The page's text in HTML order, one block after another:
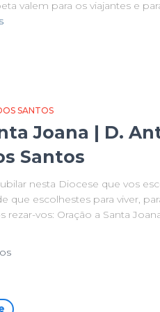
valem para os viajantes e
SANTOS
Joana | D.
Santos
nesta Diocese que vos
que escolhestes para viver,
rezar-vos: Oração a Santa